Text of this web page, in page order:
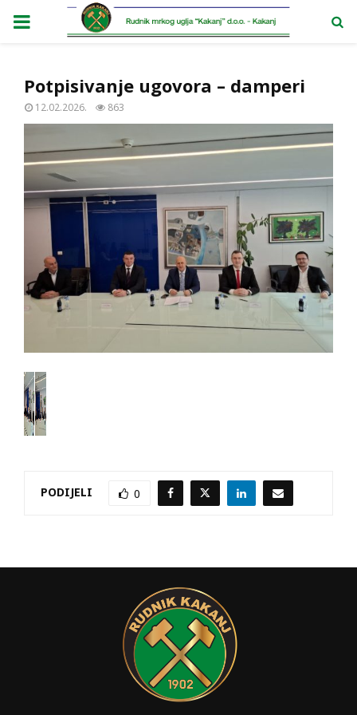
PRIMARY
Potpisivanje ugovora – damperi
12.02.2026. 863
PODIJELI 0